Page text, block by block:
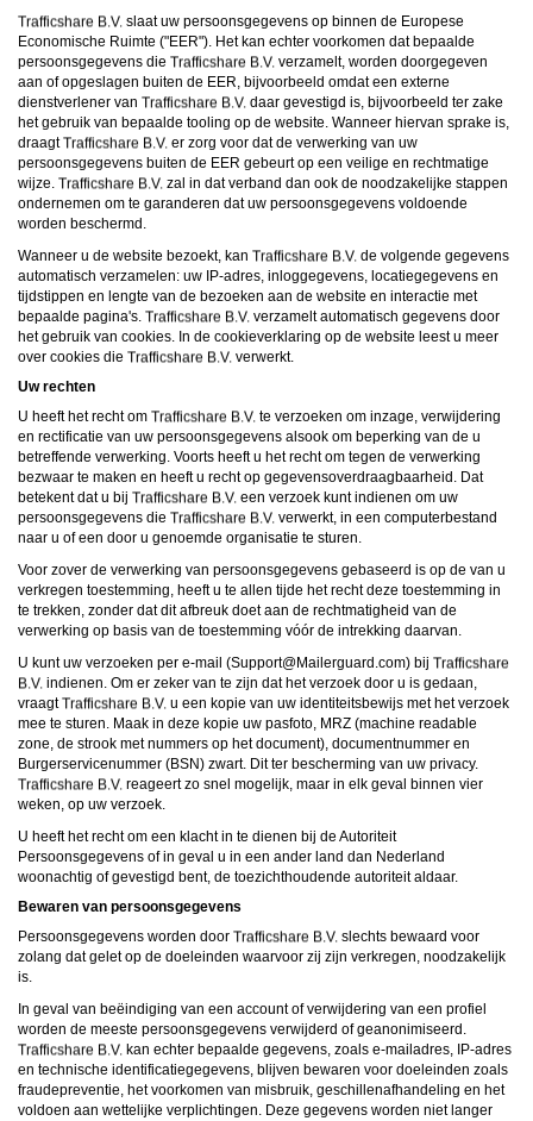
slaat uw persoonsgegevens op binnen de Europese
Economische Ruimte ("EER"). Het kan echter voorkomen dat bepaalde
persoonsgegevens die
verzamelt, worden doorgegeven
aan of opgeslagen buiten de EER, bijvoorbeeld omdat een externe
dienstverlener van
daar gevestigd is, bijvoorbeeld ter zake
het gebruik van bepaalde tooling op de website. Wanneer hiervan sprake is,
draagt
er zorg voor dat de verwerking van uw
persoonsgegevens buiten de EER gebeurt op een veilige en rechtmatige
wijze.
zal in dat verband dan ook de noodzakelijke stappen
ondernemen om te garanderen dat uw persoonsgegevens voldoende
worden beschermd.
Wanneer u de website bezoekt, kan
de volgende gegevens
automatisch verzamelen: uw IP-adres, inloggegevens, locatiegegevens en
tijdstippen en lengte van de bezoeken aan de website en interactie met
bepaalde pagina's.
verzamelt automatisch gegevens door
het gebruik van cookies. In de cookieverklaring op de website leest u meer
over cookies die
verwerkt.
Uw rechten
U heeft het recht om
te verzoeken om inzage, verwijdering
en rectificatie van uw persoonsgegevens alsook om beperking van de u
betreffende verwerking. Voorts heeft u het recht om tegen de verwerking
bezwaar te maken en heeft u recht op gegevensoverdraagbaarheid. Dat
betekent dat u bij
een verzoek kunt indienen om uw
persoonsgegevens die
verwerkt, in een computerbestand
naar u of een door u genoemde organisatie te sturen.
Voor zover de verwerking van persoonsgegevens gebaseerd is op de van u
verkregen toestemming, heeft u te allen tijde het recht deze toestemming in
te trekken, zonder dat dit afbreuk doet aan de rechtmatigheid van de
verwerking op basis van de toestemming vóór de intrekking daarvan.
U kunt uw verzoeken per e-mail (moc.draugreliaM@troppuS) bij
indienen. Om er zeker van te zijn dat het verzoek door u is gedaan,
vraagt
u een kopie van uw identiteitsbewijs met het verzoek
mee te sturen. Maak in deze kopie uw pasfoto, MRZ (machine readable
zone, de strook met nummers op het document), documentnummer en
Burgerservicenummer (BSN) zwart. Dit ter bescherming van uw privacy.
reageert zo snel mogelijk, maar in elk geval binnen vier
weken, op uw verzoek.
U heeft het recht om een klacht in te dienen bij de Autoriteit
Persoonsgegevens of in geval u in een ander land dan Nederland
woonachtig of gevestigd bent, de toezichthoudende autoriteit aldaar.
Bewaren van persoonsgegevens
Persoonsgegevens worden door
slechts bewaard voor
zolang dat gelet op de doeleinden waarvoor zij zijn verkregen, noodzakelijk
is.
In geval van beëindiging van een account of verwijdering van een profiel
worden de meeste persoonsgegevens verwijderd of geanonimiseerd.
kan echter bepaalde gegevens, zoals e-mailadres, IP-adres
en technische identificatiegegevens, blijven bewaren voor doeleinden zoals
fraudepreventie, het voorkomen van misbruik, geschillenafhandeling en het
voldoen aan wettelijke verplichtingen. Deze gegevens worden niet langer